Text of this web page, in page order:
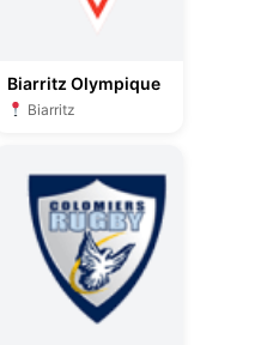
Biarritz Olympique
Biarritz